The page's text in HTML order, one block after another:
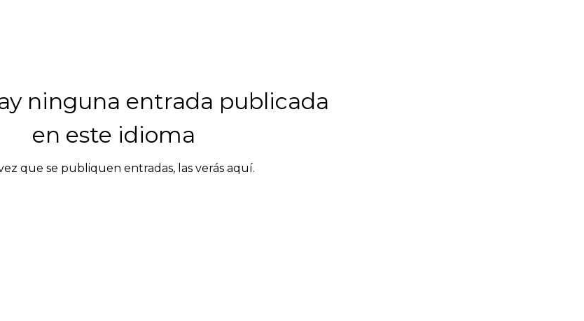
ninguna entrada publicada
en este idioma
que se publiquen entradas, las verás aquí.